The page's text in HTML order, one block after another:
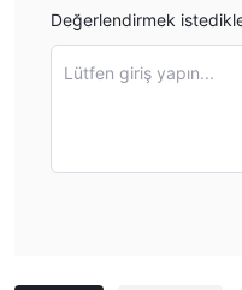
Değerlendirmek
Lütfen giriş yapın...